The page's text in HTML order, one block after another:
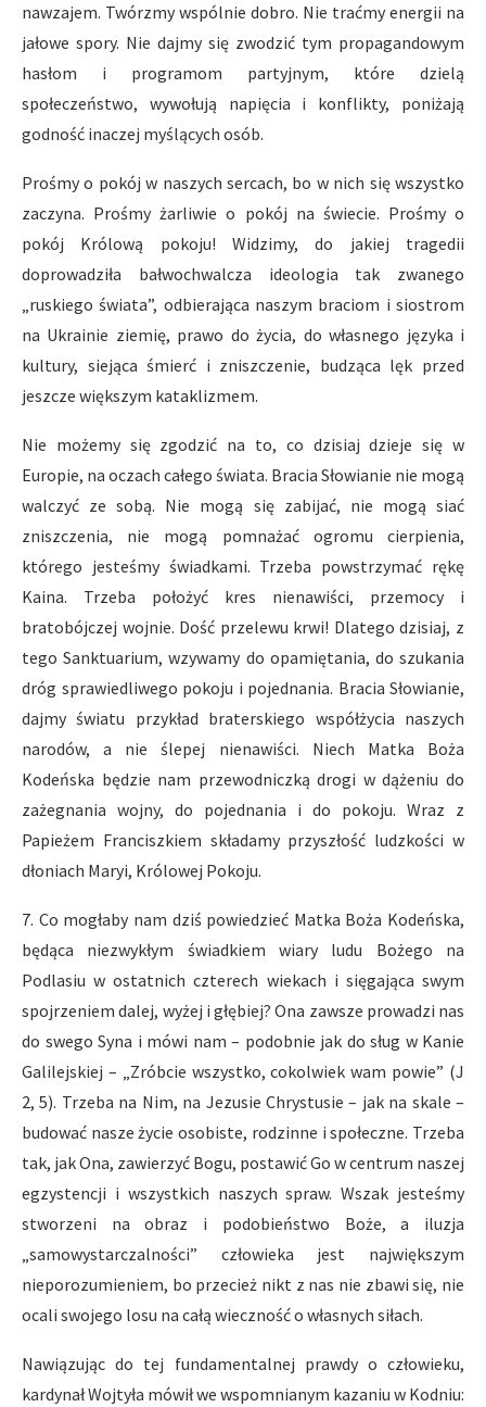
nawzajem. Twórzmy wspólnie dobro. Nie traćmy energii na
jałowe spory. Nie dajmy się zwodzić tym propagandowym
hasłom i programom partyjnym, które dzielą
społeczeństwo, wywołują napięcia i konflikty, poniżają
godność inaczej myślących osób.
Prośmy o pokój w naszych sercach, bo w nich się wszystko
zaczyna. Prośmy żarliwie o pokój na świecie. Prośmy o
pokój Królową pokoju! Widzimy, do jakiej tragedii
doprowadziła bałwochwalcza ideologia tak zwanego
„ruskiego świata”, odbierająca naszym braciom i siostrom
na Ukrainie ziemię, prawo do życia, do własnego języka i
kultury, siejąca śmierć i zniszczenie, budząca lęk przed
jeszcze większym kataklizmem.
Nie możemy się zgodzić na to, co dzisiaj dzieje się w
Europie, na oczach całego świata. Bracia Słowianie nie mogą
walczyć ze sobą. Nie mogą się zabijać, nie mogą siać
zniszczenia, nie mogą pomnażać ogromu cierpienia,
którego jesteśmy świadkami. Trzeba powstrzymać rękę
Kaina. Trzeba położyć kres nienawiści, przemocy i
bratobójczej wojnie. Dość przelewu krwi! Dlatego dzisiaj, z
tego Sanktuarium, wzywamy do opamiętania, do szukania
dróg sprawiedliwego pokoju i pojednania. Bracia Słowianie,
dajmy światu przykład braterskiego współżycia naszych
narodów, a nie ślepej nienawiści. Niech Matka Boża
Kodeńska będzie nam przewodniczką drogi w dążeniu do
zażegnania wojny, do pojednania i do pokoju. Wraz z
Papieżem Franciszkiem składamy przyszłość ludzkości w
dłoniach Maryi, Królowej Pokoju.
7. Co mogłaby nam dziś powiedzieć Matka Boża Kodeńska,
będąca niezwykłym świadkiem wiary ludu Bożego na
Podlasiu w ostatnich czterech wiekach i sięgająca swym
spojrzeniem dalej, wyżej i głębiej? Ona zawsze prowadzi nas
do swego Syna i mówi nam – podobnie jak do sług w Kanie
Galilejskiej – „Zróbcie wszystko, cokolwiek wam powie” (J
2, 5). Trzeba na Nim, na Jezusie Chrystusie – jak na skale –
budować nasze życie osobiste, rodzinne i społeczne. Trzeba
tak, jak Ona, zawierzyć Bogu, postawić Go w centrum naszej
egzystencji i wszystkich naszych spraw. Wszak jesteśmy
stworzeni na obraz i podobieństwo Boże, a iluzja
„samowystarczalności” człowieka jest największym
nieporozumieniem, bo przecież nikt z nas nie zbawi się, nie
ocali swojego losu na całą wieczność o własnych siłach.
Nawiązując do tej fundamentalnej prawdy o człowieku,
kardynał Wojtyła mówił we wspomnianym kazaniu w Kodniu: